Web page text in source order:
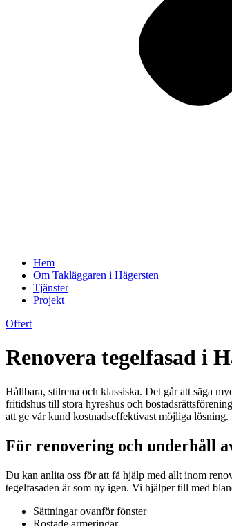
Hem
Om Takläggaren i Hägersten
Tjänster
Projekt
Offert
Renovera tegelfasad i
Hållbara, stilrena och klassiska. Det går att säga
fritidshus till stora hyreshus och
att ge vår kund kostnadseffektivast möjliga lösning.
För renovering och underhåll
Du kan anlita oss för att få hjälp med allt inom
tegelfasaden är som ny igen. Vi hjälper till med
Sättningar ovanför fönster
Rostade armeringar